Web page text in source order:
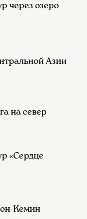
через озеро
Азии
на север
«Сердце
Кемин